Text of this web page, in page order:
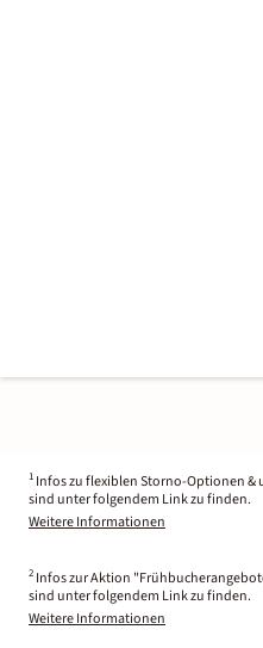
1 Infos zu flexiblen Storno-Optionen
sind unter folgendem Link zu finden.
Weitere Informationen
2 Infos zur Aktion
sind unter folgendem Link zu finden.
Weitere Informationen